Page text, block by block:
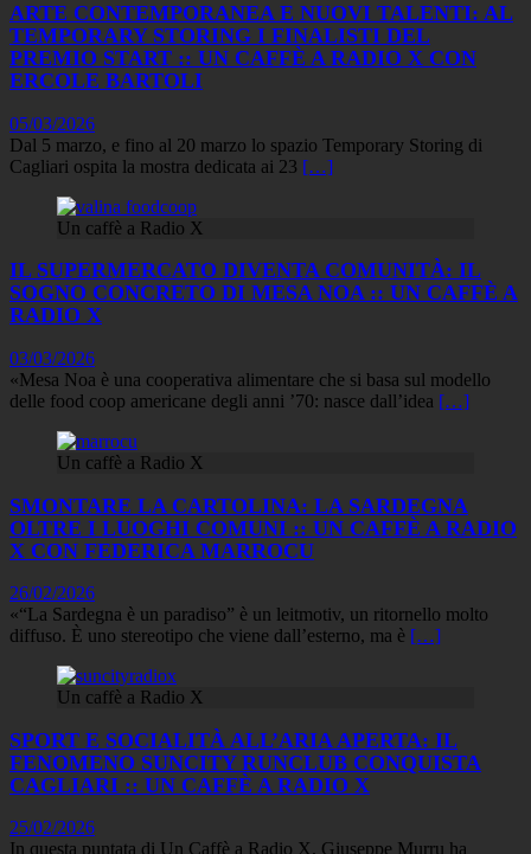
ARTE CONTEMPORANEA E NUOVI TALENTI: AL
TEMPORARY STORING I FINALISTI DEL
PREMIO START :: UN CAFFÈ A RADIO X CON
ERCOLE BARTOLI
05/03/2026
Dal 5 marzo, e fino al 20 marzo lo spazio Temporary Storing di
Cagliari ospita la mostra dedicata ai 23 […]
Un caffè a Radio X
IL SUPERMERCATO DIVENTA COMUNITÀ: IL
SOGNO CONCRETO DI MESA NOA :: UN CAFFÈ A
RADIO X
03/03/2026
«Mesa Noa è una cooperativa alimentare che si basa sul modello
delle food coop americane degli anni ’70: nasce dall’idea […]
Un caffè a Radio X
SMONTARE LA CARTOLINA: LA SARDEGNA
OLTRE I LUOGHI COMUNI :: UN CAFFÈ A RADIO
X CON FEDERICA MARROCU
26/02/2026
«“La Sardegna è un paradiso” è un leitmotiv, un ritornello molto
diffuso. È uno stereotipo che viene dall’esterno, ma è […]
Un caffè a Radio X
SPORT E SOCIALITÀ ALL’ARIA APERTA: IL
FENOMENO SUNCITY RUNCLUB CONQUISTA
CAGLIARI :: UN CAFFÈ A RADIO X
25/02/2026
In questa puntata di Un Caffè a Radio X, Giuseppe Murru ha